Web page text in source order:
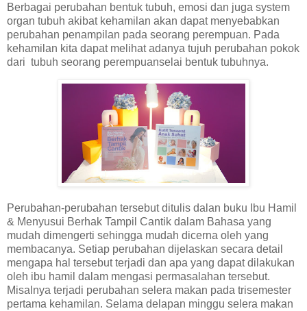
Berbagai perubahan bentuk tubuh, emosi dan juga system
organ tubuh akibat kehamilan akan dapat menyebabkan
perubahan penampilan pada seorang perempuan. Pada
kehamilan kita dapat melihat adanya tujuh perubahan pokok
dari tubuh seorang perempuanselai bentuk tubuhnya.
Perubahan-perubahan tersebut ditulis dalan buku Ibu Hamil
& Menyusui Berhak Tampil Cantik dalam Bahasa yang
mudah dimengerti sehingga mudah dicerna oleh yang
membacanya. Setiap perubahan dijelaskan secara detail
mengapa hal tersebut terjadi dan apa yang dapat dilakukan
oleh ibu hamil dalam mengasi permasalahan tersebut.
Misalnya terjadi perubahan selera makan pada trisemester
pertama kehamilan. Selama delapan minggu selera makan